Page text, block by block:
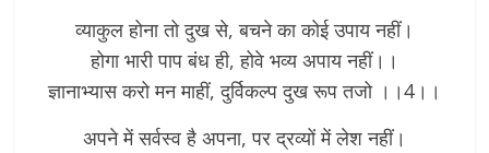
व्याकुल होना तो दुख से, बचने का कोई उपाय नहीं।
होगा भारी पाप बंध ही, होवे भव्य अपाय नहीं।।
ज्ञानाभ्यास करो मन माहीं, दुर्विकल्प दुख रूप तजो ।।4।।
अपने में सर्वस्व है अपना, पर द्रव्यों में लेश नहीं।